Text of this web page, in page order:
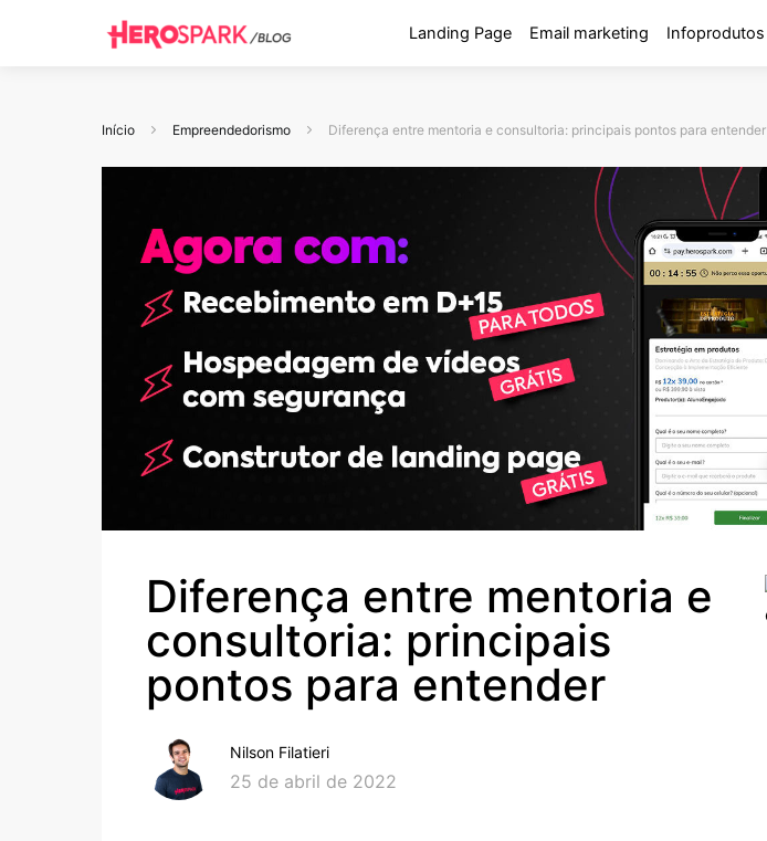
Landing Page Email marketing Infoprodutos
Início Empreendedorismo Diferença entre mentoria e consultoria: principais pontos para entender
Diferença entre mentoria e
consultoria: principais
pontos para entender
Nilson Filatieri
25 de abril de 2022